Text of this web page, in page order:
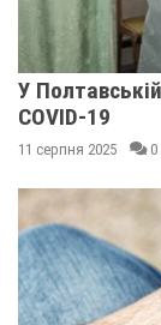
У
COVID-19
11 серпня 2025 0